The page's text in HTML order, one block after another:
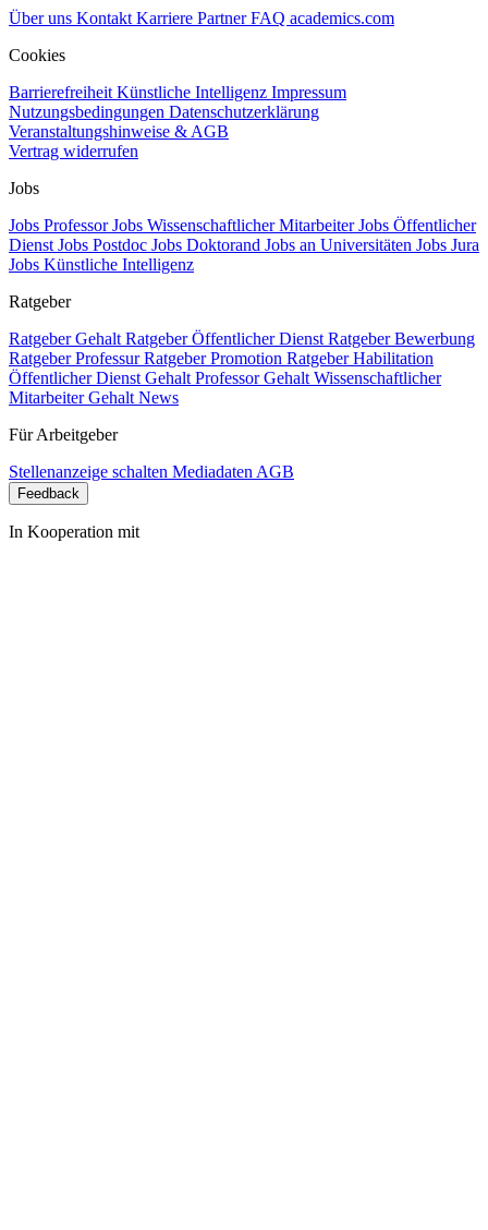
Über uns Kontakt Karriere PartnerFAQ academics.com
Cookies
Barrierefreiheit Künstliche Intelligenz Impressum
Nutzungsbedingungen Datenschutzerklärung
Veranstaltungshinweise & AGB
Vertrag widerrufen
Jobs
Jobs ProfessorJobs Wissenschaftlicher MitarbeiterJobs Öffentlicher
Dienst Jobs Postdoc Jobs Doktorand Jobs an Universitäten Jobs Jura
Jobs Künstliche Intelligenz
Ratgeber
Ratgeber Gehalt Ratgeber Öffentlicher Dienst Ratgeber Bewerbung
Ratgeber ProfessurRatgeber Promotion Ratgeber Habilitation
Öffentlicher Dienst Gehalt Professor Gehalt Wissenschaftlicher
Mitarbeiter Gehalt News
Für Arbeitgeber
Stellenanzeige schalten Mediadaten AGB
Feedback
In Kooperation mit